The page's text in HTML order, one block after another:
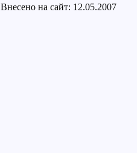
Внесено на сайт: 12.05.2007